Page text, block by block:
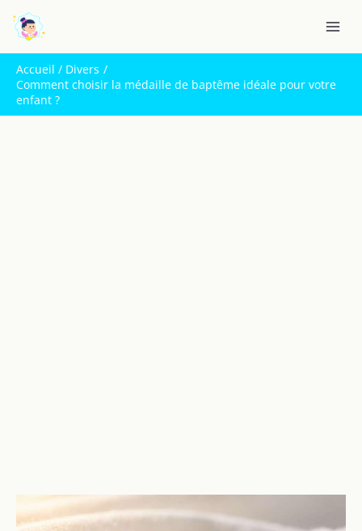
contenu
Accueil
Divers
Comment choisir la médaille de baptême idéale pour votre
enfant ?
e
c
h
e